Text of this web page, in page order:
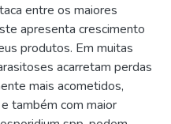
entre os maiores
apresenta crescimento
produtos. Em muitas
acarretam perdas
mais acometidos,
também com maior